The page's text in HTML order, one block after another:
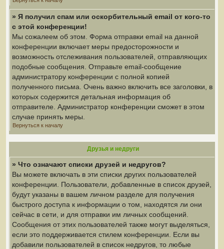
» Я получил спам или оскорбительный email от кого-то
с этой конференции!
Мы сожалеем об этом. Форма отправки email на данной
конференции включает меры предосторожности и
возможность отслеживания пользователей, отправляющих
подобные сообщения. Отправьте email-сообщение
администратору конференции с полной копией
полученного письма. Очень важно включить все заголовки, в
которых содержится детальная информация об
отправителе. Администратор конференции сможет в этом
случае принять меры.
Вернуться к началу
Друзья и недруги
» Что означают списки друзей и недругов?
Вы можете включать в эти списки других пользователей
конференции. Пользователи, добавленные в список друзей,
будут указаны в вашем личном разделе для получения
быстрого доступа к информации о том, находятся ли они
сейчас в сети, и для отправки им личных сообщений.
Сообщения от этих пользователей также могут выделяться,
если это поддерживается стилем конференции. Если вы
добавили пользователей в список недругов, то любые